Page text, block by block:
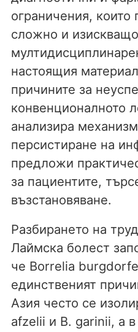
ограничения, които
сложно и изискващо
настоящия
причините за
конвенционалното
анализира
персистиране на
предложи
за пациентите,
възстановяване.
Разбирането на
Лаймска болест
че Borrelia
единственият
Азия често се
afzelii и B. garinii, а